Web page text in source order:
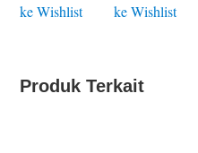
ke Wishlist
ke Wishlist
Produk Terkait